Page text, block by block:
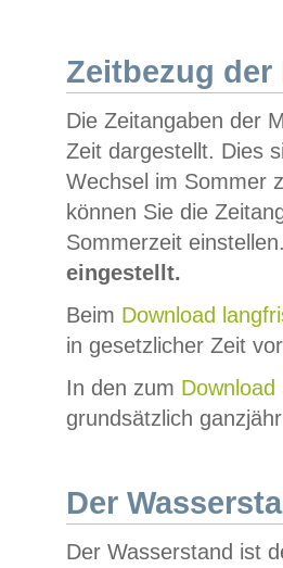
Zeitbezug der
Die Zeitangaben der
Zeit dargestellt. Dies
Wechsel im Sommer
können Sie die
Sommerzeit
eingestellt.
Beim Download
in gesetzlicher Zeit
In den zum Download
grundsätzlich
Der
Der Wasserstand ist